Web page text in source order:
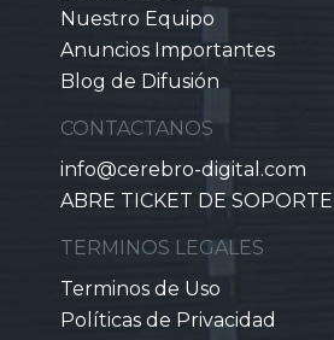
Nuestro Equipo
Anuncios Importantes
Blog de Difusión
CONTACTANOS
info@cerebro-digital.com
ABRE TICKET DE SOPORTE
TERMINOS LEGALES
Terminos de Uso
Políticas de Privacidad